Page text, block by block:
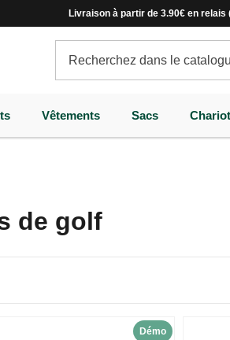
Livraison à partir de 3.90€ en relais
Vêtements Sacs
de golf
Démo